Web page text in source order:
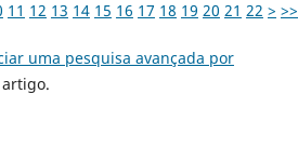
11 12 13 14 15 16 17 18 19 20 21 22 > >>
uma pesquisa avançada por